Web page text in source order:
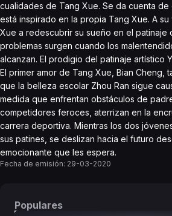
cualidades de Tang Xue. Se da cuenta
está inspirado en la propia Tang Xue. A
Xue a redescubrir su sueño en el patinaje
problemas surgen cuando los
alcanzan. El prodigio del patinaje artístico
El primer amor de Tang Xue, Bian Cheng,
que la belleza escolar Zhou Ran sigue
medida que enfrentan obstáculos de
competidores feroces, aterrizan en la
carrera deportiva. Mientras los dos
sus patines, se deslizan hacia el futuro
emocionante que les espera.
Fecha de emisión: 29-03-2020
Populares